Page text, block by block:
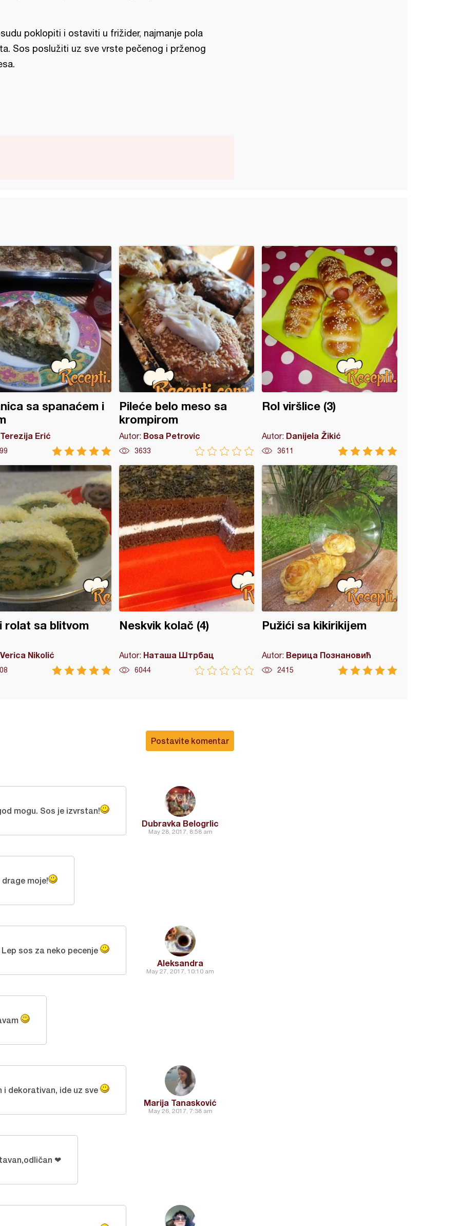
poklopiti i ostaviti u frižider, najmanje pola
Sos poslužiti uz sve vrste pečenog i prženog
sa spanaćem i
Terezija Erić
Pileće belo meso sa
krompirom
Autor: Bosa Petrovic
3633
Rol viršlice (3)
Autor: Danijela Žikić
3611
rolat sa blitvom
Verica Nikolić
Neskvik kolač (4)
Autor: Наташа Штрбац
6044
Pužići sa kikirikijem
Autor: Верица Познановић
2415
Postavite komentar
Dubravka Belogrlic
May 28, 2017, 8:58 am
mogu. Sos je izvrstan!
drage moje!
Aleksandra
May 27, 2017, 10:10 am
Lep sos za neko pecenje
Marija Tanasković
May 26, 2017, 7:38 am
i dekorativan, ide uz sve
❤